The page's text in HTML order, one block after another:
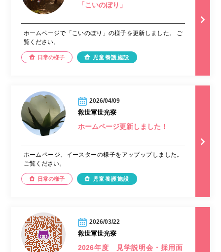
「こいのぼり」
ホームページで「こいのぼり」の様子を更新しました。 ご
覧ください。
日常の様子 児童養護施設
2026/04/09
救世軍世光寮
ホームページ更新しました！
ホームページ、イースターの様子をアップップしました。
ご覧ください。
日常の様子 児童養護施設
2026/03/22
救世軍世光寮
2026年度 見学説明会・採用面